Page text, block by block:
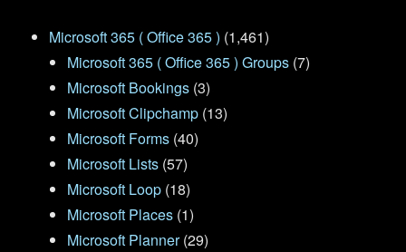
Microsoft 365 ( Office 365 ) (1,461)
Microsoft 365 ( Office 365 ) Groups (7)
Microsoft Bookings (3)
Microsoft Clipchamp (13)
Microsoft Forms (40)
Microsoft Lists (57)
Microsoft Loop (18)
Microsoft Places (1)
Microsoft Planner(29)